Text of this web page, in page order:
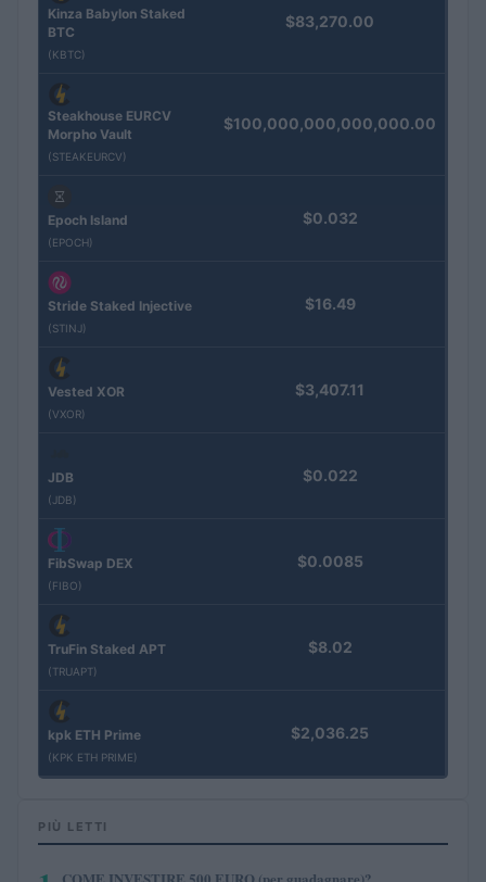
Kinza Babylon Staked
BTC
(KBTC)
$83,270.00
Steakhouse EURCV
Morpho Vault
(STEAKEURCV)
$100,000,000,000,000.00
Epoch Island
(EPOCH)
$0.032
Stride Staked Injective
(STINJ)
$16.49
Vested XOR
(VXOR)
$3,407.11
JDB
(JDB)
$0.022
FibSwap DEX
(FIBO)
$0.0085
TruFin Staked APT
(TRUAPT)
$8.02
kpk ETH Prime
(KPK ETH PRIME)
$2,036.25
PIÙ LETTI
COME INVESTIRE 500 EURO (per guadagnare)?